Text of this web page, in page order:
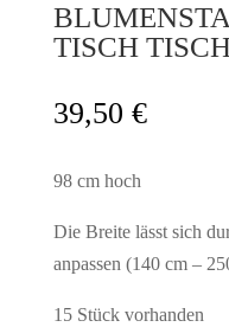
TISCH
39,50 €
98 cm hoch
Die Breite lässt sich
anpassen (140 cm –
15 Stück vorhanden